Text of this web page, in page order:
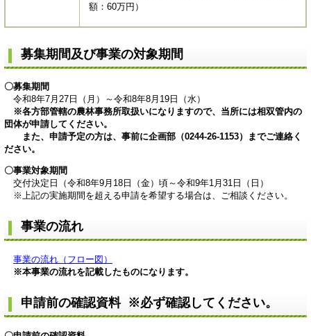
額：60万円）
募集期間及び事業の対象期間​
〇募集期間
令和8年7月27日（月）～令和8年8月19日（水）
※各方部管轄の農林事務所取扱いになりますので、当所には相双管内の
団体が申請してください。
また、申請予定の方は、事前に企画部（0244-26-1153）までご連絡く
ださい。
〇事業対象期間
交付決定日（令和8年9月18日（金）頃～令和9年1月31日（日）
※上記の実施期間を超える申請を希望する場合は、ご相談ください。
事業の流れ
事業の流れ（フロー図）
※本事業の流れを記載したものになります。
申請前の確認資料 ※必ず確認してください。